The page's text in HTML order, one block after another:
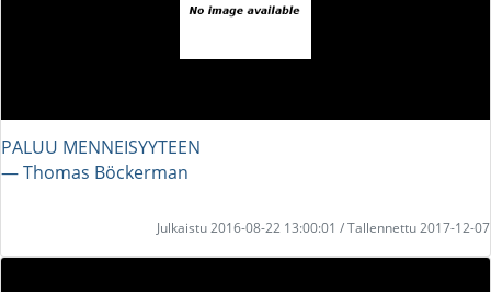
PALUU MENNEISYYTEEN
― Thomas Böckerman
Julkaistu 2016-08-22 13:00:01 / Tallennettu 2017-12-07